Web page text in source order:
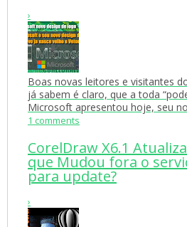
›
Boas novas leitores e visitantes
já sabem é claro, que a toda
Microsoft apresentou hoje, seu
1 comments
CorelDraw X6.1
que Mudou fora o
para update?
›